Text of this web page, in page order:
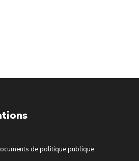
de politique publique